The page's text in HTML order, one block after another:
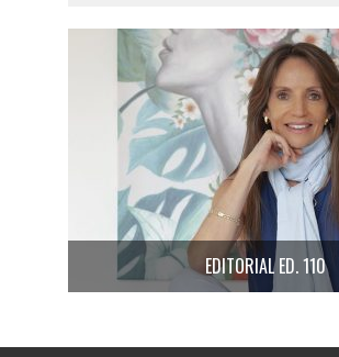
EDITORIAL ED. 110